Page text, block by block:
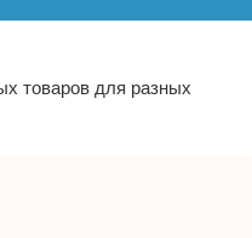
товаров для разных